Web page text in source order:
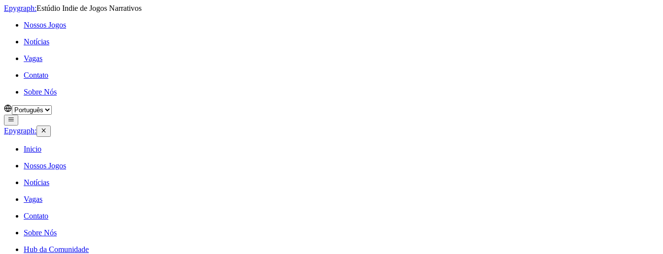
Epygraph:Estúdio Indie de Jogos Narrativos
Nossos Jogos
Notícias
Vagas
Contato
Sobre Nós
Epygraph:
Inicio
Nossos Jogos
Notícias
Vagas
Contato
Sobre Nós
Hub da Comunidade